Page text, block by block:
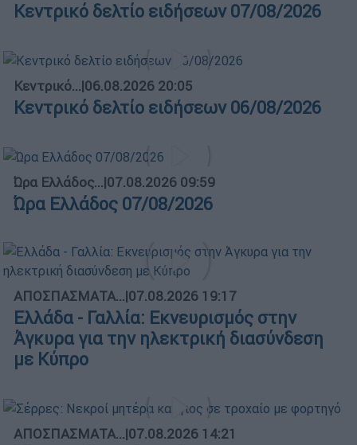
Κεντρικό δελτίο ειδήσεων 07/08/2026
Κεντρικό...|06.08.2026 20:05
Κεντρικό δελτίο ειδήσεων 06/08/2026
Ώρα Ελλάδος...|07.08.2026 09:59
Ώρα Ελλάδος 07/08/2026
ΑΠΟΣΠΑΣΜΑΤΑ...|07.08.2026 19:17
Ελλάδα - Γαλλία: Εκνευρισμός στην
Άγκυρα για την ηλεκτρική διασύνδεση
με Κύπρο
ΑΠΟΣΠΑΣΜΑΤΑ...|07.08.2026 14:21